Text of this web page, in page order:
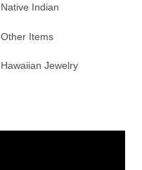
Native Indian
Other Items
Hawaiian Jewelry